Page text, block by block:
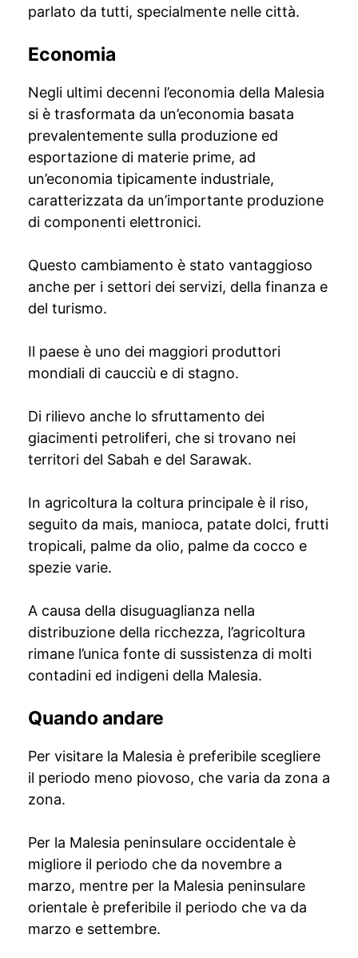
parlato da tutti, specialmente nelle città.
Economia
Negli ultimi decenni l’economia della Malesia
si è trasformata da un’economia basata
prevalentemente sulla produzione ed
esportazione di materie prime, ad
un’economia tipicamente industriale,
caratterizzata da un’importante produzione
di componenti elettronici.
Questo cambiamento è stato vantaggioso
anche per i settori dei servizi, della finanza e
del turismo.
Il paese è uno dei maggiori produttori
mondiali di caucciù e di stagno.
Di rilievo anche lo sfruttamento dei
giacimenti petroliferi, che si trovano nei
territori del Sabah e del Sarawak.
In agricoltura la coltura principale è il riso,
seguito da mais, manioca, patate dolci, frutti
tropicali, palme da olio, palme da cocco e
spezie varie.
A causa della disuguaglianza nella
distribuzione della ricchezza, l’agricoltura
rimane l’unica fonte di sussistenza di molti
contadini ed indigeni della Malesia.
Quando andare
Per visitare la Malesia è preferibile scegliere
il periodo meno piovoso, che varia da zona a
zona.
Per la Malesia peninsulare occidentale è
migliore il periodo che da novembre a
marzo, mentre per la Malesia peninsulare
orientale è preferibile il periodo che va da
marzo e settembre.